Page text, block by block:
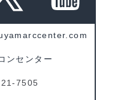
ンセンター
7505